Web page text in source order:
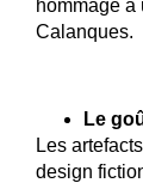
hommage
Calanques.
Le
Les
design